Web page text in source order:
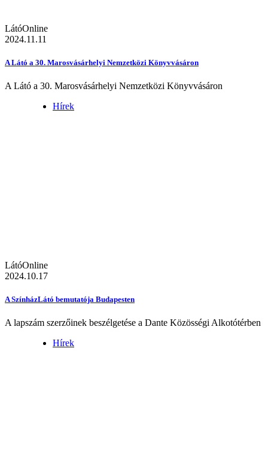
LátóOnline
2024.11.11
A Látó a 30. Marosvásárhelyi Nemzetközi Könyvvásáron
A Látó a 30. Marosvásárhelyi Nemzetközi Könyvvásáron
Hírek
LátóOnline
2024.10.17
A SzínházLátó bemutatója Budapesten
A lapszám szerzőinek beszélgetése a Dante Közösségi Alkotótérben
Hírek